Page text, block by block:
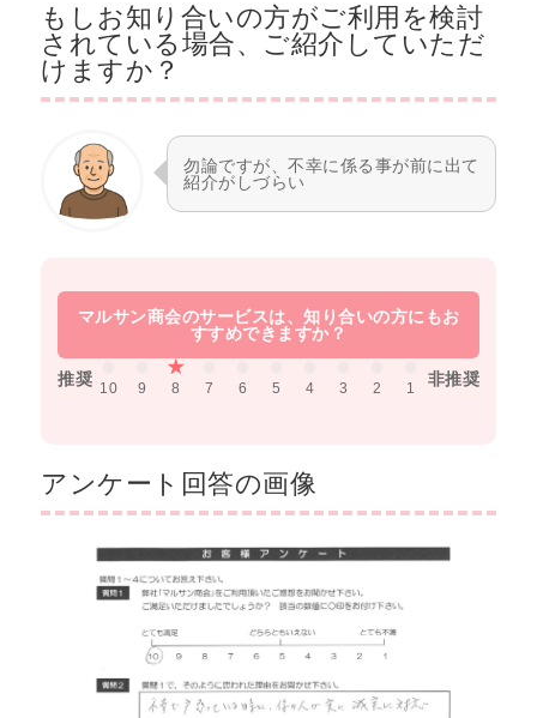
もしお知り合いの方がご利用を検討
されている場合、ご紹介していただ
けますか？
勿論ですが、不幸に係る事が前に出て
紹介がしづらい
推奨 10 9 8 7 6 5 4 3 2 1 非推奨
アンケート回答の画像